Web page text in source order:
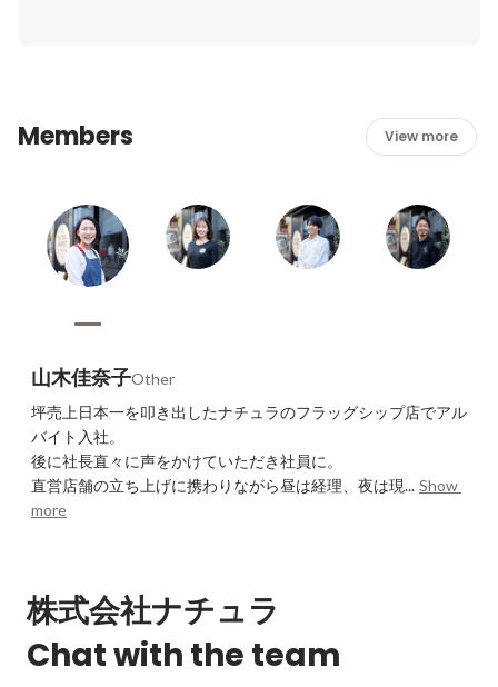
Members View more
山木佳奈子Other
坪売上日本一を叩き出したナチュラのフラッグシップ店でアル
バイト入社。
後に社長直々に声をかけていただき社員に。
直営店舗の立ち上げに携わりながら昼は経理、夜は現... Show
more
株式会社ナチュラ
Chat with the team